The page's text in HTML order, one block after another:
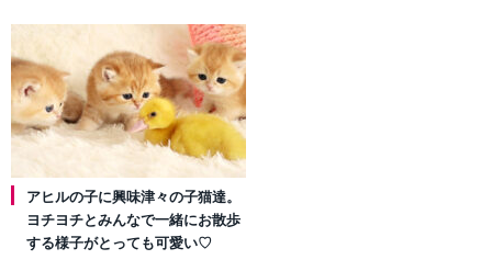
アヒルの子に興味津々の子猫達。
ヨチヨチとみんなで一緒にお散歩
する様子がとっても可愛い♡